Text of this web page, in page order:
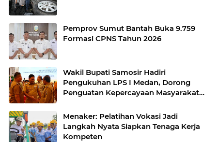
Pemprov Sumut Bantah Buka 9.759
Formasi CPNS Tahun 2026
Wakil Bupati Samosir Hadiri
Pengukuhan LPS I Medan, Dorong
Penguatan Kepercayaan Masyarakat
Menaker: Pelatihan Vokasi Jadi
Langkah Nyata Siapkan Tenaga Kerja
Kompeten